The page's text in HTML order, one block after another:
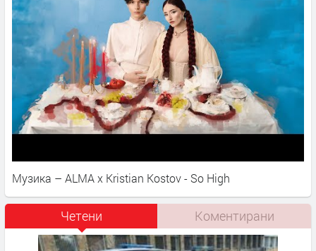
Музика – ALMA x Kristian Kostov - So High
Четени Коментирани